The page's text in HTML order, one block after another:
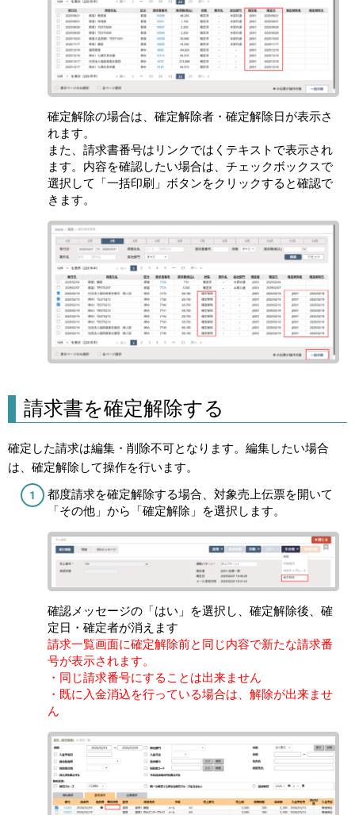
確定解除の場合は、確定解除者・確定解除日が表示さ
れます。
また、請求書番号はリンクではくテキストで表示され
ます。内容を確認したい場合は、チェックボックスで
選択して「一括印刷」ボタンをクリックすると確認で
きます。
請求書を確定解除する
確定した請求は編集・削除不可となります。編集したい場合
は、確定解除して操作を行います。
都度請求を確定解除する場合、対象売上伝票を開いて
「その他」から「確定解除」を選択します。
確認メッセージの「はい」を選択し、確定解除後、確
定日・確定者が消えます
請求一覧画面に確定解除前と同じ内容で新たな請求番
号が表示されます。
・同じ請求番号にすることは出来ません
・既に入金消込を行っている場合は、解除が出来ませ
ん